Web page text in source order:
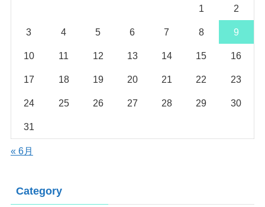
1 2
3 4 5 6 7 8 9
10 11 12 13 14 15 16
17 18 19 20 21 22 23
24 25 26 27 28 29 30
31
« 6月
Category